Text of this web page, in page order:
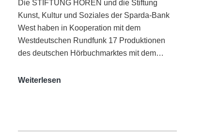
Die STIFTUNG HÖREN und die Stiftung
Kunst, Kultur und Soziales der Sparda-Bank
West haben in Kooperation mit dem
Westdeutschen Rundfunk 17 Produktionen
des deutschen Hörbuchmarktes mit dem…
Weiterlesen
Ausgezeichnete